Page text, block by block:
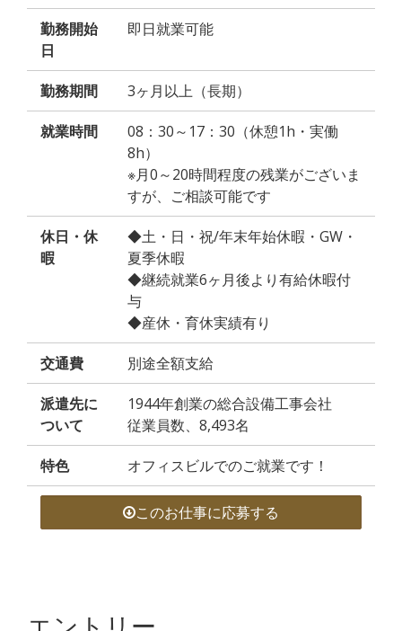
勤務開始
日
即日就業可能
勤務期間 3ヶ月以上（長期）
就業時間
08：30～17：30（休憩1h・実働
8h）
※月0～20時間程度の残業がございま
すが、ご相談可能です
休日・休
暇
◆土・日・祝/年末年始休暇・GW・
夏季休暇
◆継続就業6ヶ月後より有給休暇付
与
◆産休・育休実績有り
交通費 別途全額支給
派遣先に
ついて
1944年創業の総合設備工事会社
従業員数、8,493名
特色 オフィスビルでのご就業です！
このお仕事に応募する